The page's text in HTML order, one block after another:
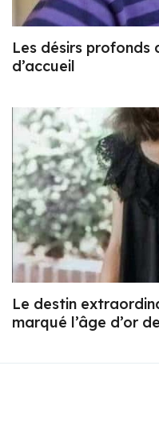
Les désirs profonds
d’accueil
Le destin
marqué l’âge d’or